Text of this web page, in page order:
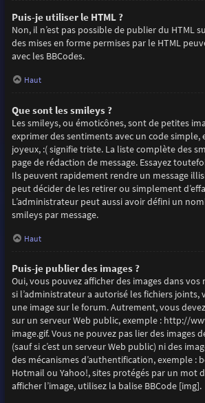
Puis-je utiliser le HTML ?
Non, il n’est pas possible de publier du HTML
des mises en forme permises par le HTML
avec les BBCodes.
Haut
Que sont les smileys ?
Les smileys, ou émoticônes, sont de petites
exprimer des sentiments avec un code simple,
joyeux, :( signifie triste. La liste complète des
page de rédaction de message. Essayez
Ils peuvent rapidement rendre un message
peut décider de les retirer ou simplement
L’administrateur peut aussi avoir défini un
smileys par message.
Haut
Puis-je publier des images ?
Oui, vous pouvez afficher des images dans vos
si l’administrateur a autorisé les fichiers joints,
une image sur le forum. Autrement, vous
sur un serveur Web public, exemple : http://
image.gif. Vous ne pouvez pas lier des images
(sauf si c’est un serveur Web public) ni des
des mécanismes d’authentification, exemple :
Hotmail ou Yahoo!, sites protégés par un mot
afficher l’image, utilisez la balise BBCode [img].